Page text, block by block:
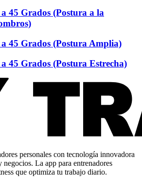
45 Grados (Postura a la
a 45 Grados (Postura Amplia)
45 Grados (Postura Estrecha)
personales con tecnología innovadora
negocios. La app para entrenadores
que optimiza tu trabajo diario.